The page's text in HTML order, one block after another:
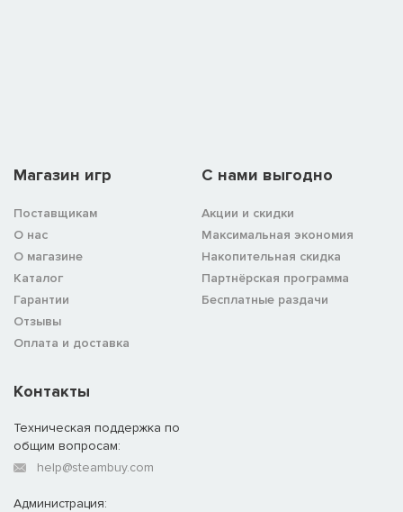
Магазин игр
Поставщикам
О нас
О магазине
Каталог
Гарантии
Отзывы
Оплата и доставка
C нами выгодно
Акции и скидки
Максимальная экономия
Накопительная скидка
Партнёрская программа
Бесплатные раздачи
Контакты
Техническая поддержка по
общим вопросам:
help@steambuy.com
Администрация: